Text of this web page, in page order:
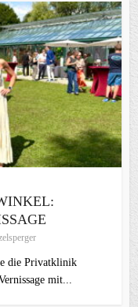
die Privatklinik
mit...